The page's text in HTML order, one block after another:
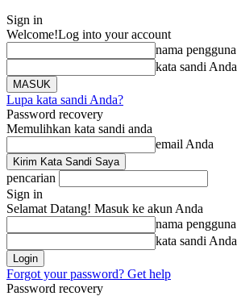
Sign in
Welcome!Log into your account
nama pengguna
kata sandi Anda
Lupa kata sandi Anda?
Password recovery
Memulihkan kata sandi anda
email Anda
pencarian
Sign in
Selamat Datang! Masuk ke akun Anda
nama pengguna
kata sandi Anda
Forgot your password? Get help
Password recovery